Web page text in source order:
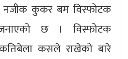
कुकर बम विस्फोटक
छ । विस्फोटक
कसले राखेको बारे